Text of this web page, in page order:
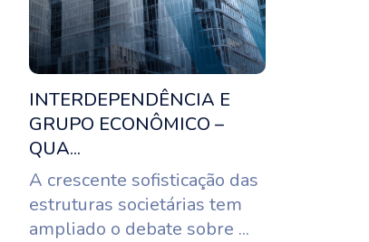
INTERDEPENDÊNCIA E
GRUPO ECONÔMICO –
QUA...
A crescente sofisticação das
estruturas societárias tem
ampliado o debate sobre ...